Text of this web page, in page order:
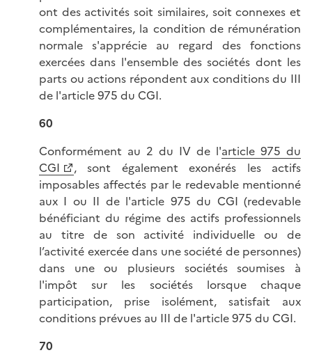
ont des activités soit similaires, soit connexes et
complémentaires, la condition de rémunération
normale s'apprécie au regard des fonctions
exercées dans l'ensemble des sociétés dont les
parts ou actions répondent aux conditions du III
de l'article 975 du CGI.
60
Conformément au 2 du IV de l'article 975 du
CGI
, sont également exonérés les actifs
imposables affectés par le redevable mentionné
aux I ou II de l'article 975 du CGI (redevable
bénéficiant du régime des actifs professionnels
au titre de son activité individuelle ou de
l’activité exercée dans une société de personnes)
dans une ou plusieurs sociétés soumises à
l'impôt sur les sociétés lorsque chaque
participation, prise isolément, satisfait aux
conditions prévues au III de l'article 975 du CGI.
70